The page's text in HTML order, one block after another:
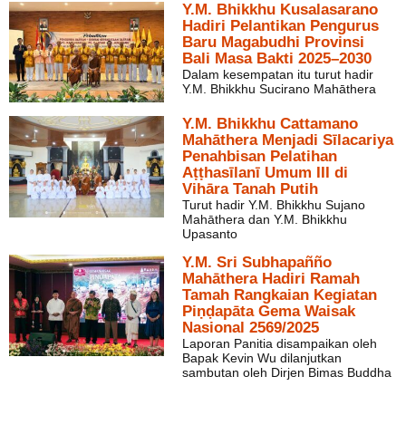
Y.M. Bhikkhu Kusalasarano
Hadiri Pelantikan Pengurus
Baru Magabudhi Provinsi
Bali Masa Bakti 2025–2030
Dalam kesempatan itu turut hadir
Y.M. Bhikkhu Sucirano Mahāthera
Y.M. Bhikkhu Cattamano
Mahāthera Menjadi Sīlacariya
Penahbisan Pelatihan
Aṭṭhasīlanī Umum III di
Vihāra Tanah Putih
Turut hadir Y.M. Bhikkhu Sujano
Mahāthera dan Y.M. Bhikkhu
Upasanto
Y.M. Sri Subhapañño
Mahāthera Hadiri Ramah
Tamah Rangkaian Kegiatan
Piṇḍapāta Gema Waisak
Nasional 2569/2025
Laporan Panitia disampaikan oleh
Bapak Kevin Wu dilanjutkan
sambutan oleh Dirjen Bimas Buddha